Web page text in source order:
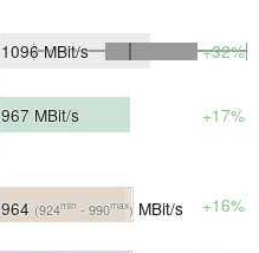
1096MBit/s +32%
967 MBit/s +17%
964 (924min - 990max) MBit/s +16%